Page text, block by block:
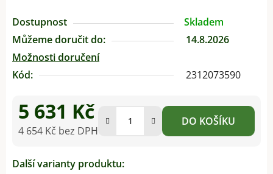
Dostupnost
Skladem
Můžeme doručit do:
14.8.2026
Možnosti doručení
Kód:
2312073590
5 631 Kč
4 654 Kč bez DPH
DO KOŠÍKU
Další varianty produktu: